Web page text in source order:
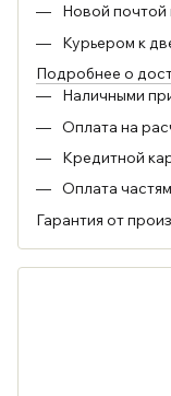
Новой почтой
Курьером к
Подробнее о
Наличными
Оплата на
Кредитной
Оплата
Гарантия от